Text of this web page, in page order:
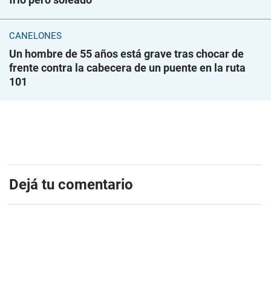
CANELONES
Un hombre de 55 años está grave tras chocar de
frente contra la cabecera de un puente en la ruta
101
Dejá tu comentario